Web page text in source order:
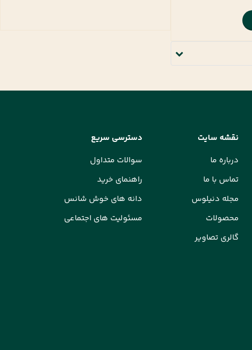
نقشه سایت
درباره ما
تماس با ما
مجله دنیلوس
محصولات
گالری تصاویر
دسترسی سریع
سوالات متداول
راهنمای خرید
دانه های خوش شانس
مسئولیت های اجتماعی